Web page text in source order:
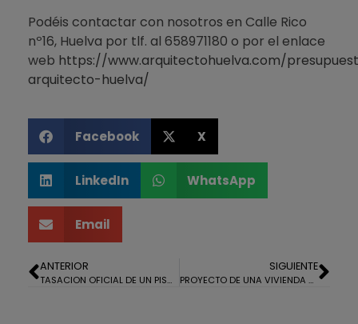
Podéis contactar con nosotros en Calle Rico
nº16, Huelva por tlf. al 658971180 o por el enlace
web https://www.arquitectohuelva.com/
arquitecto-huelva/
Facebook X
LinkedIn WhatsApp
Email
ANTERIOR
TASACION OFICIAL DE UN PISO EN HUELVA
SIGUIENTE
PROYECTO DE UNA VIVIENDA UNIFAMILIAR EN CASTILBLANCO DE LOS ARROYOS, SEVILLA